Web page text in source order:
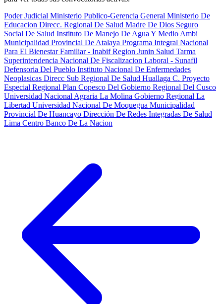
Poder Judicial Ministerio Publico-Gerencia General Ministerio De
Educacion Direcc. Regional De Salud Madre De Dios Seguro
Social De Salud Instituto De Manejo De Agua Y Medio Ambi
Municipalidad Provincial De Atalaya Programa Integral Nacional
Para El Bienestar Familiar - InabifRegion Junin Salud Tarma
Superintendencia Nacional De Fiscalizacion Laboral - Sunafil
Defensoria Del Pueblo Instituto Nacional De Enfermedades
Neoplasicas Direcc Sub Regional De Salud Huallaga C. Proyecto
Especial Regional Plan Copesco Del Gobierno Regional Del Cusco
Universidad Nacional Agraria La Molina Gobierno Regional La
Libertad Universidad Nacional De Moquegua Municipalidad
Provincial De Huancayo Dirección De Redes Integradas De Salud
Lima Centro Banco De La Nacion